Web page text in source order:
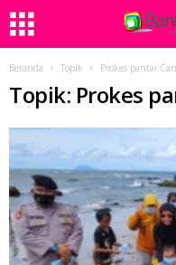
Beranda Topik Prokes pantai
Topik: Prokes